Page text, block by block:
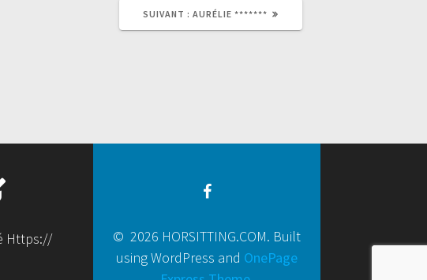
SUIVANT : AURÉLIE *******
Https://
© 2026 HORSITTING.COM. Built
using WordPress and OnePage